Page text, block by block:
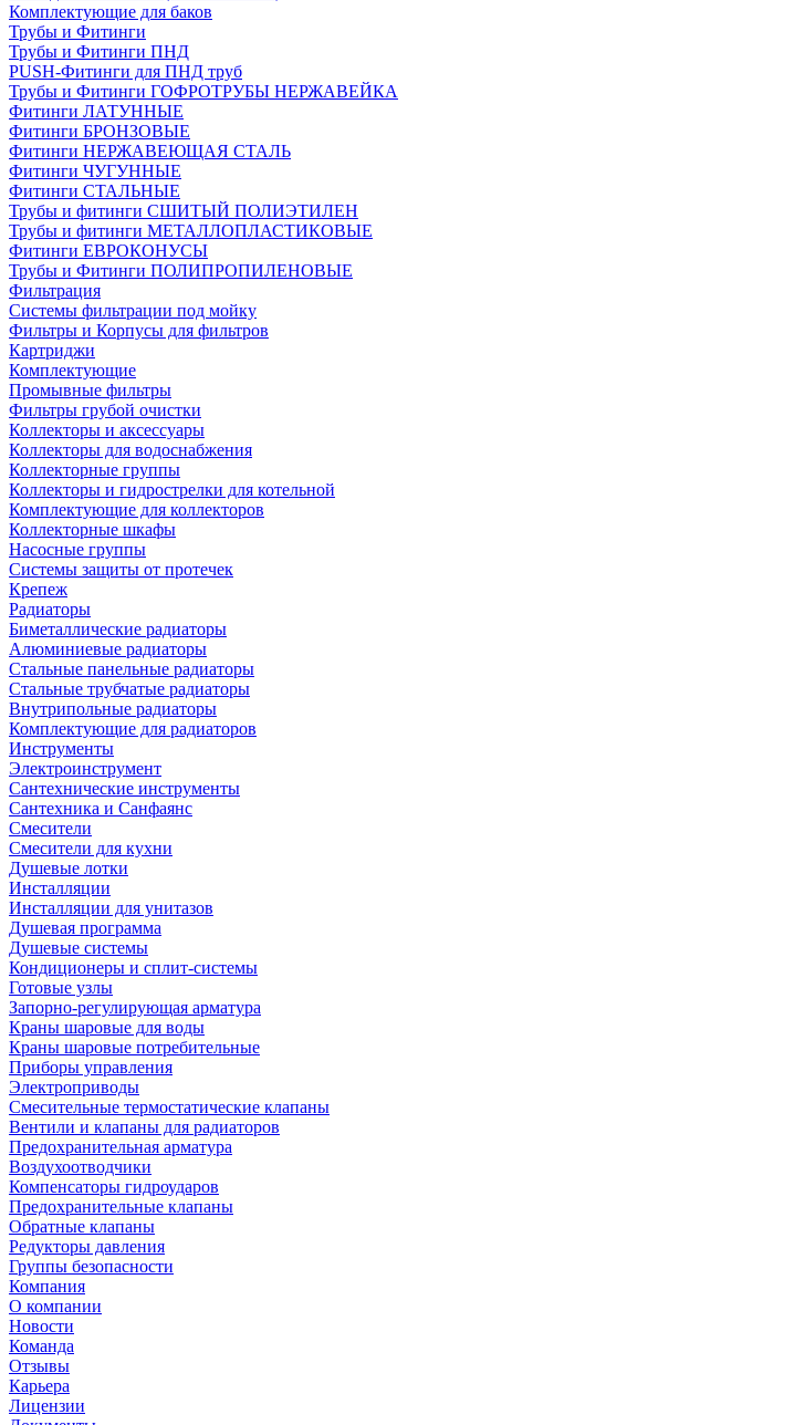
Комплектующие для баков
Трубы и Фитинги
Трубы и Фитинги ПНД
PUSH-Фитинги для ПНД труб
Трубы и Фитинги ГОФРОТРУБЫ НЕРЖАВЕЙКА
Фитинги ЛАТУННЫЕ
Фитинги БРОНЗОВЫЕ
Фитинги НЕРЖАВЕЮЩАЯ СТАЛЬ
Фитинги ЧУГУННЫЕ
Фитинги СТАЛЬНЫЕ
Трубы и фитинги СШИТЫЙ ПОЛИЭТИЛЕН
Трубы и фитинги МЕТАЛЛОПЛАСТИКОВЫЕ
Фитинги ЕВРОКОНУСЫ
Трубы и Фитинги ПОЛИПРОПИЛЕНОВЫЕ
Фильтрация
Системы фильтрации под мойку
Фильтры и Корпусы для фильтров
Картриджи
Комплектующие
Промывные фильтры
Фильтры грубой очистки
Коллекторы и аксессуары
Коллекторы для водоснабжения
Коллекторные группы
Коллекторы и гидрострелки для котельной
Комплектующие для коллекторов
Коллекторные шкафы
Насосные группы
Системы защиты от протечек
Крепеж
Радиаторы
Биметаллические радиаторы
Алюминиевые радиаторы
Стальные панельные радиаторы
Стальные трубчатые радиаторы
Внутрипольные радиаторы
Комплектующие для радиаторов
Инструменты
Электроинструмент
Сантехнические инструменты
Сантехника и Санфаянс
Смесители
Смесители для кухни
Душевые лотки
Инсталляции
Инсталляции для унитазов
Душевая программа
Душевые системы
Кондиционеры и сплит-системы
Готовые узлы
Запорно-регулирующая арматура
Краны шаровые для воды
Краны шаровые потребительные
Приборы управления
Электроприводы
Смесительные термостатические клапаны
Вентили и клапаны для радиаторов
Предохранительная арматура
Воздухоотводчики
Компенсаторы гидроударов
Предохранительные клапаны
Обратные клапаны
Редукторы давления
Группы безопасности
Компания
О компании
Новости
Команда
Отзывы
Карьера
Лицензии